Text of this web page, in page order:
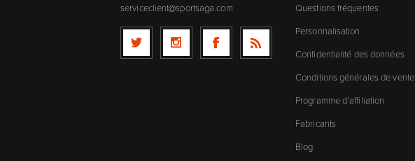
serviceclient@sportsaga.com
Questions fréquentes
Personnalisation
Confidentialité des données
Conditions générales de vente
Programme d’affiliation
Fabricants
Blog